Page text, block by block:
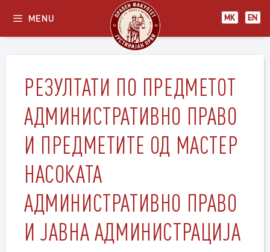
content
МК EN
MENU
РЕЗУЛТАТИ ПО ПРЕДМЕТОТ
АДМИНИСТРАТИВНО ПРАВО
И ПРЕДМЕТИТЕ ОД МАСТЕР
НАСОКАТА
АДМИНИСТРАТИВНО ПРАВО
И ЈАВНА АДМИНИСТРАЦИЈА